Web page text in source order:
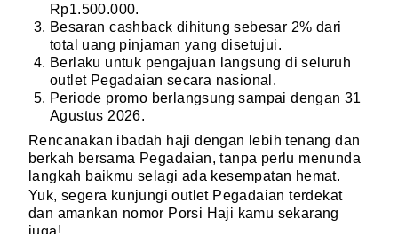
Rp1.500.000.
Besaran cashback dihitung sebesar 2% dari
total uang pinjaman yang disetujui.
Berlaku untuk pengajuan langsung di seluruh
outlet Pegadaian secara nasional.
Periode promo berlangsung sampai dengan 31
Agustus 2026.
Rencanakan ibadah haji dengan lebih tenang dan
berkah bersama Pegadaian, tanpa perlu menunda
langkah baikmu selagi ada kesempatan hemat.
Yuk, segera kunjungi outlet Pegadaian terdekat
dan amankan nomor Porsi Haji kamu sekarang
juga!